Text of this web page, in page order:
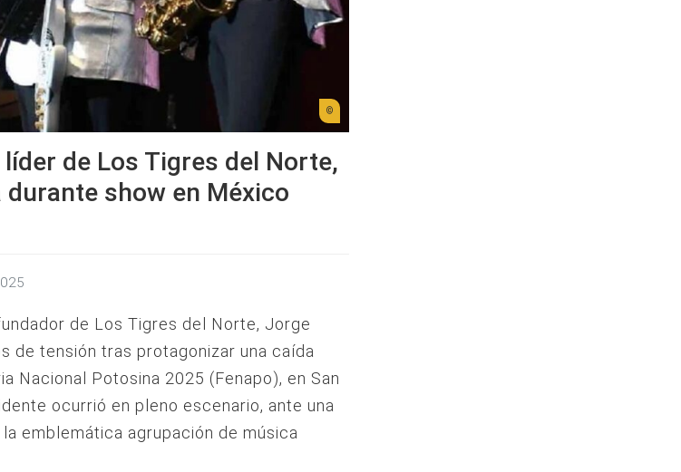
de Los Tigres del Norte,
show en México
de Los Tigres del Norte, Jorge
de tensión tras protagonizar una caída
Nacional Potosina 2025 (Fenapo), en San
ocurrió en pleno escenario, ante una
emblemática agrupación de música